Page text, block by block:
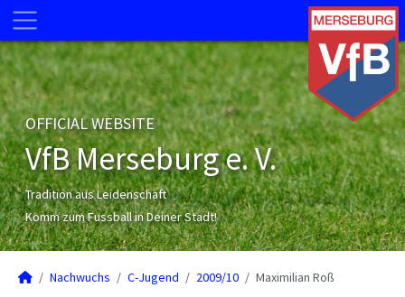
OFFICIAL WEBSITE
VfB Merseburg e. V.
Tradition aus Leidenschaft
Komm zum Fussball in Deiner Stadt!
Nachwuchs C-Jugend 2009/10 Maximilian Roß